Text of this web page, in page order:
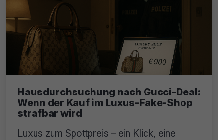
Hausdurchsuchung nach Gucci-Deal:
Wenn der Kauf im Luxus-Fake-Shop
strafbar wird
Luxus zum Spottpreis – ein Klick, eine